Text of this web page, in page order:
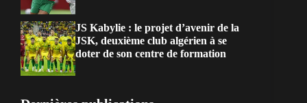
JS Kabylie : le projet d’avenir de la
JSK, deuxième club algérien à se
doter de son centre de formation